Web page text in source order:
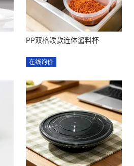
PP双格矮款连体酱料杯
在线询价